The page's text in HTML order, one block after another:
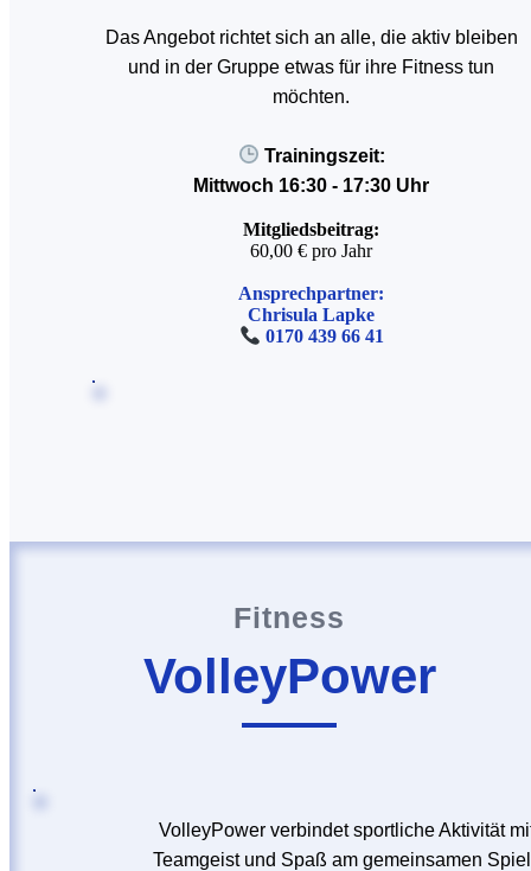
Das Angebot richtet sich an alle, die aktiv bleiben
und in der Gruppe etwas für ihre Fitness tun
möchten.
Trainingszeit:
Mittwoch 16:30 - 17:30 Uhr
Mitgliedsbeitrag:
60,00 € pro Jahr
Ansprechpartner:
Chrisula Lapke
0170 439 66 41
Fitness
VolleyPower
VolleyPower verbindet sportliche Aktivität
Teamgeist und Spaß am gemeinsamen